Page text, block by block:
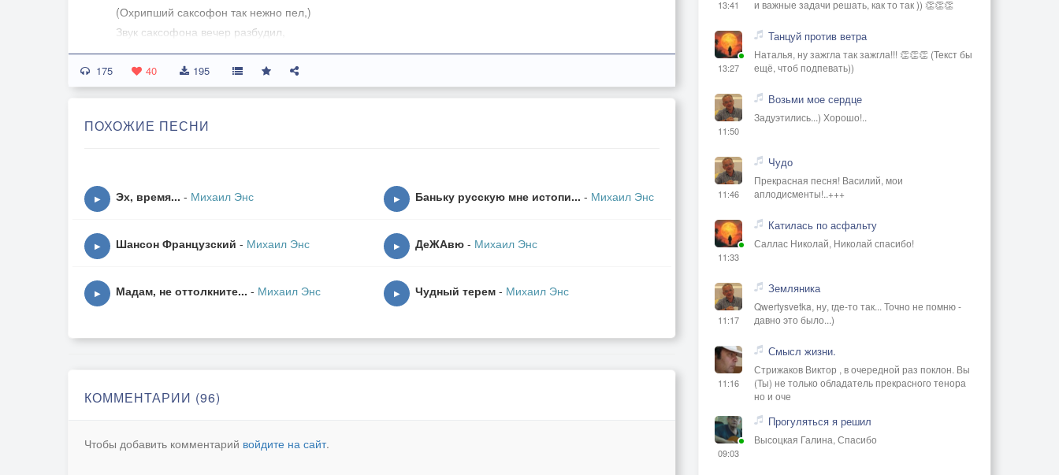
(Охрипший саксофон так нежно пел,)
Звук саксофона вечер разбудил,
Вплетаясь в тихий шёпот снегопада.
На улице пустынной музыкант,
Как птица, бьётся,
Возвышенно несётся.
То вдруг тоска мешается с метелью
И вихри белых лепестков весенних.
175 40 195
ПОХОЖИЕ ПЕСНИ
▶ Эх, время... - Михаил Энс ▶ Баньку русскую мне истопи... - Михаил Энс
▶ Шансон Французский - Михаил Энс ▶ ДеЖАвю - Михаил Энс
▶ Мадам, не оттолкните... - Михаил Энс ▶ Чудный терем - Михаил Энс
КОММЕНТАРИИ (96)
Чтобы добавить комментарий войдите на сайт.
13:41
и важные задачи решать, как то так )) 👏👏👏
13:27
Танцуй против ветра
Наталья, ну зажгла так зажгла!!! 👏👏👏 (Текст бы
ещё, чтоб подпевать))
11:50
Возьми мое сердце
Задуэтились...) Хорошо!..
11:46
Чудо
Прекрасная песня! Василий, мои
аплодисменты!..+++
11:33
Катилась по асфальту
Саллас Николай, Николай спасибо!
11:17
Земляника
Qwertysvetka, ну, где-то так... Точно не помню -
давно это было...)
11:16
Смысл жизни.
Стрижаков Виктор , в очередной раз поклон. Вы
(Ты) не только обладатель прекрасного тенора
но и оче
09:03
Прогуляться я решил
Высоцкая Галина, Спасибо